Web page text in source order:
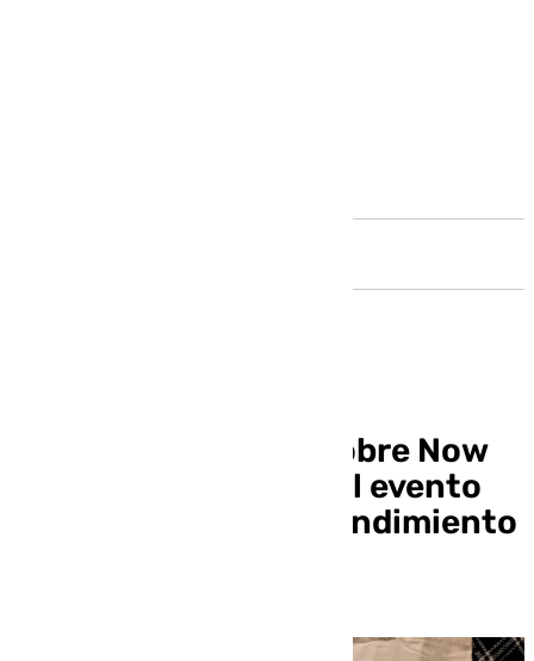
Programa especial sobre Now
Boarding: Gateway, el evento
que impulsa el emprendimiento